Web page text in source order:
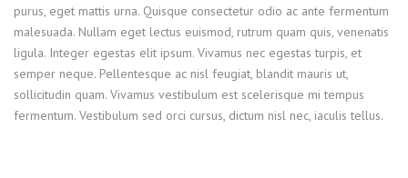
purus, eget mattis urna. Quisque consectetur odio ac ante fermentum
malesuada. Nullam eget lectus euismod, rutrum quam quis, venenatis
ligula. Integer egestas elit ipsum. Vivamus nec egestas turpis, et
semper neque. Pellentesque ac nisl feugiat, blandit mauris ut,
sollicitudin quam. Vivamus vestibulum est scelerisque mi tempus
fermentum. Vestibulum sed orci cursus, dictum nisl nec, iaculis tellus.